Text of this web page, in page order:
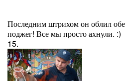
Последним штрихом он облил
поджег! Все мы просто ахнули. :)
15.